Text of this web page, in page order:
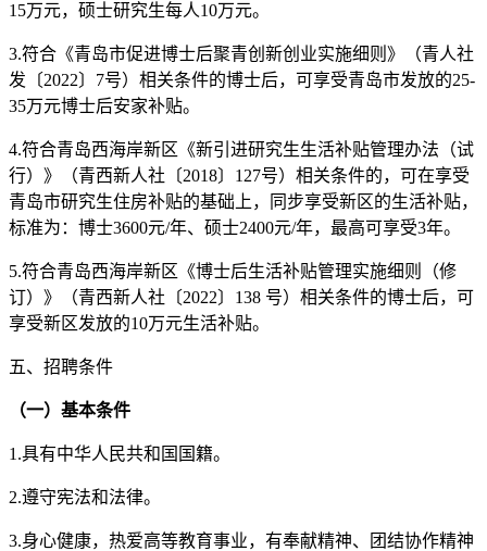
15万元，硕士研究生每人10万元。
3.符合《青岛市促进博士后聚青创新创业实施细则》（青人社
发〔2022〕7号）相关条件的博士后，可享受青岛市发放的25-
35万元博士后安家补贴。
4.符合青岛西海岸新区《新引进研究生生活补贴管理办法（试
行）》（青西新人社〔2018〕127号）相关条件的，可在享受
青岛市研究生住房补贴的基础上，同步享受新区的生活补贴，
标准为：博士3600元/年、硕士2400元/年，最高可享受3年。
5.符合青岛西海岸新区《博士后生活补贴管理实施细则（修
订）》（青西新人社〔2022〕138 号）相关条件的博士后，可
享受新区发放的10万元生活补贴。
五、招聘条件
（一）基本条件
1.具有中华人民共和国国籍。
2.遵守宪法和法律。
3.身心健康，热爱高等教育事业，有奉献精神、团结协作精神